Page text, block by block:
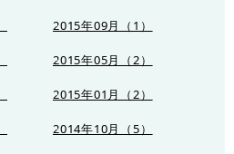
2015年09月（1）
2015年05月（2）
2015年01月（2）
2014年10月（5）